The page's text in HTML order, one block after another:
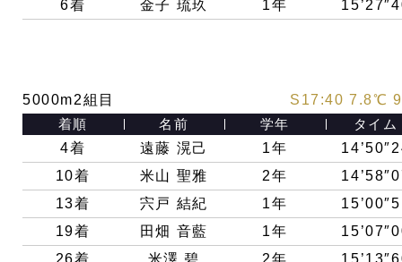
6着
金子 琉玖 1年
5000m2組目 S17:40 7.8℃
着順
名前 学年
タイム
4着
遠藤 滉己 1年
10着
米山 聖雅 2年
13着
宍戸 結紀 1年
19着
田畑 音藍 1年
26着
米澤 碧 2年